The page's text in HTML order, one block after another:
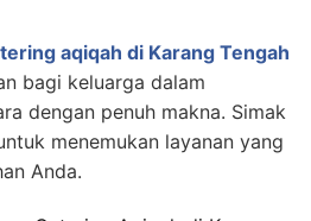
aqiqah di Karang Tengah
bagi keluarga dalam
dengan penuh makna. Simak
menemukan layanan yang
Anda.